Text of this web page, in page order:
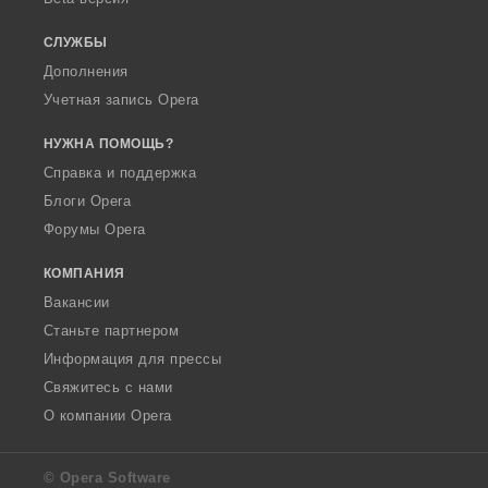
СЛУЖБЫ
Дополнения
Учетная запись Opera
НУЖНА ПОМОЩЬ?
Справка и поддержка
Блоги Opera
Форумы Opera
КОМПАНИЯ
Вакансии
Станьте партнером
Информация для прессы
Свяжитесь с нами
О компании Opera
© Opera Software